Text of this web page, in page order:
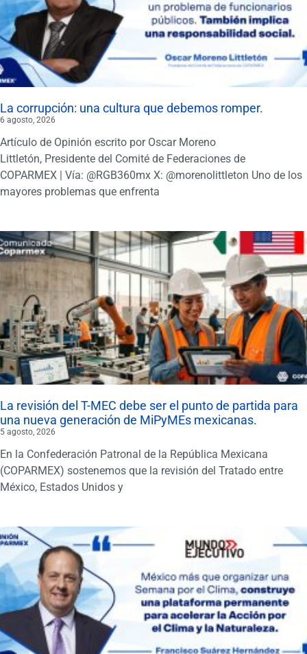
La corrupción: una cultura que debemos romper.
6 agosto, 2026
Artículo de Opinión escrito por Oscar Moreno
Littletón, Presidente del Comité de Federaciones de
COPARMEX | Vía: @RGB360mx X: @morenolittleton Uno de los
mayores problemas que enfrenta
La revisión del T-MEC debe ser el punto de partida para
una nueva generación de MiPyMEs mexicanas.
5 agosto, 2026
En la Confederación Patronal de la República Mexicana
(COPARMEX) sostenemos que la revisión del Tratado entre
México, Estados Unidos y